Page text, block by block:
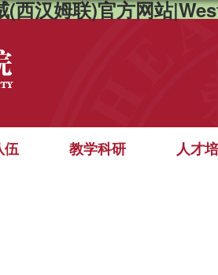
(西汉姆联)官方网站
伍 教学科研 人才